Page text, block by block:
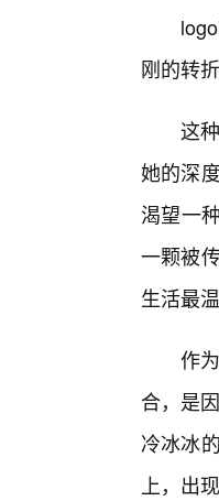
刚的转
这
她的深
渴望一
一颗被
生活最
作
合，是
冷冰冰
上，出